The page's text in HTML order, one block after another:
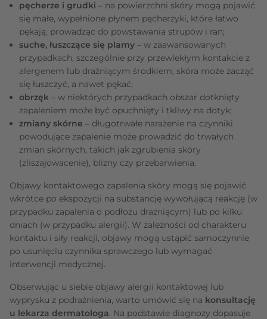
pęcherze i grudki – na powierzchni skóry mogą pojawić
się małe, wypełnione płynem pęcherzyki, które łatwo
pękają, prowadząc do powstawania strupów i ran;
suche, łuszczące się plamy – w zaawansowanych
przypadkach, szczególnie przy przewlekłym kontakcie z
alergenem lub drażniącym środkiem, skóra może zacząć
się łuszczyć, a nawet pękać;
obrzęk – w niektórych przypadkach obszar dotknięty
zapaleniem może być opuchnięty i tkliwy na dotyk;
zmiany skórne – długotrwałe narażenie na czynniki
powodujące zapalenie może prowadzić do trwałych
zmian skórnych, takich jak zgrubienia skóry
(zliszajowacenie), blizny czy przebarwienia.
Objawy kontaktowego zapalenia skóry mogą się pojawić
wkrótce po ekspozycji na substancję wywołującą reakcję (w
przypadku zapalenia o podłożu drażniącym) lub po kilku
dniach (w przypadku alergii). W zależności od charakteru
kontaktu i siły reakcji, objawy mogą ustąpić samoczynnie
po usunięciu czynnika sprawczego lub wymagać
interwencji medycznej.
Obserwując u siebie objawy alergii kontaktowej lub
wyprysku z podrażnienia, warto umówić się na konsultację
u lekarza dermatologa. Na podstawie diagnozy dopasuje